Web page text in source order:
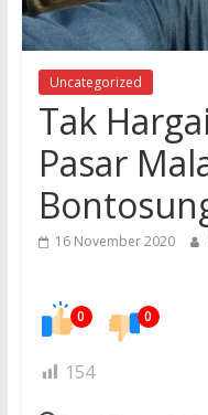
Uncategorized
Tak
Pasar
16 November 2020
0 0
154